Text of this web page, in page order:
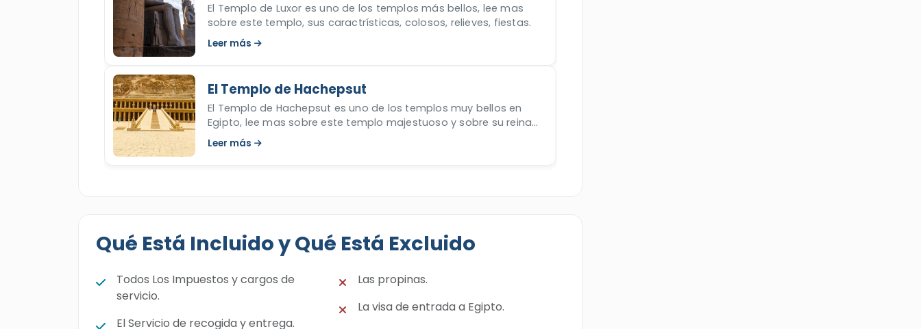
El Templo de Luxor es uno de los templos más bellos, lee mas
sobre este templo, sus caractrísticas, colosos, relieves, fiestas.
Leer más
El Templo de Hachepsut
El Templo de Hachepsut es uno de los templos muy bellos en
Egipto, lee mas sobre este templo majestuoso y sobre su reina
poderosa Hachepsut.
Leer más
Qué Está Incluido y Qué Está Excluido
Todos Los Impuestos y cargos de
servicio.
El Servicio de recogida y entrega.
Las propinas.
La visa de entrada a Egipto.